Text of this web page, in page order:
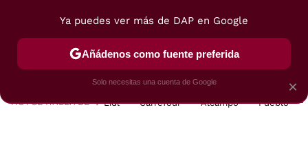
POSTRES VIAJES SELECCIÓN VEGUI
HOY SE HABLA DE Lidl Carrefour Alcampo Pueblo
×
Ya puedes ver más de DAP en Google
Añádenos como fuente preferida
Solo necesitas una cuenta de Google